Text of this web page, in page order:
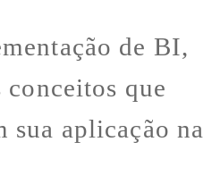
de BI,
que
sua aplicação na